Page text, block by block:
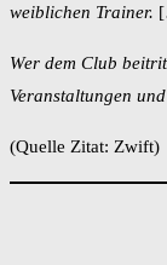
weiblichen Trainer.
Wer dem Club
Veranstaltungen
(Quelle Zitat: Zwift)